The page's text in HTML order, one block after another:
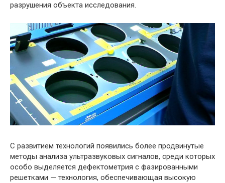
разрушения объекта исследования.
С развитием технологий появились более продвинутые
методы анализа ультразвуковых сигналов, среди которых
особо выделяется дефектометрия с фазированными
решетками — технология, обеспечивающая высокую